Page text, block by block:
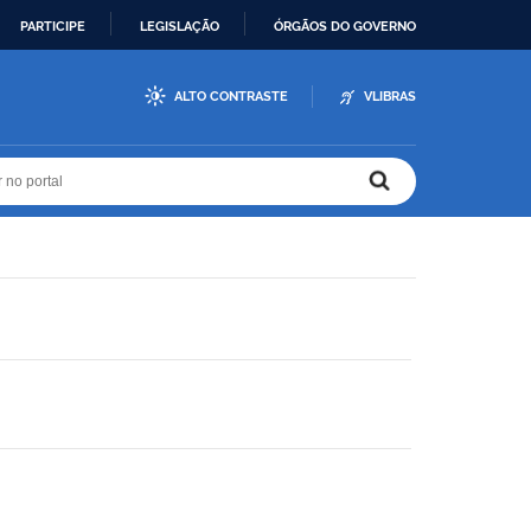
PARTICIPE LEGISLAÇÃO ÓRGÃOS DO GOVERNO
ALTO CONTRASTE VLIBRAS